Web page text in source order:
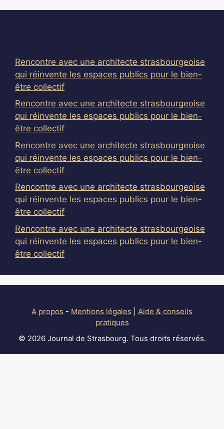
Rencontre avec une architecte strasbourgeoise
qui réinvente les espaces publics pour le bien-
être collectif
Rencontre avec une architecte strasbourgeoise
qui réinvente les espaces publics pour le bien-
être collectif
Rencontre avec une architecte strasbourgeoise
qui réinvente les espaces publics pour le bien-
être collectif
Rencontre avec une architecte strasbourgeoise
qui réinvente les espaces publics pour le bien-
être collectif
Rencontre avec une architecte strasbourgeoise
qui réinvente les espaces publics pour le bien-
être collectif
A propos - Mentions légales
Aide & conseils
pratiques
© 2026 Journal de Strasbourg. Tous droits réservés.